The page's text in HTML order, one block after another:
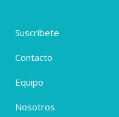
Suscríbete
Contacto
Equipo
Nosotros